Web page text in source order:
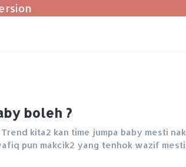
boleh ?
Trend kita2 kan time jumpa baby mesti nak
pun makcik2 yang tenhok wazif mesti